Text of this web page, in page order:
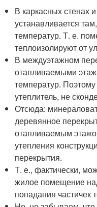
В каркасных стенах
устанавливается
температур. Т. е.
теплоизолируют от
В междуэтажном
отапливаемыми
температур.
утеплитель, не
Отсюда:
деревянное
отапливаемым
утепления
перекрытия.
Т. е., фактически,
жилое помещение
попадания частичек